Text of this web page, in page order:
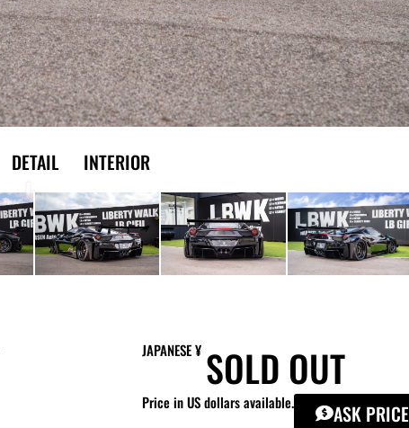
DETAIL INTERIOR
JAPANESE ¥ SOLD OUT
Price in US dollars available. ASK PRICE